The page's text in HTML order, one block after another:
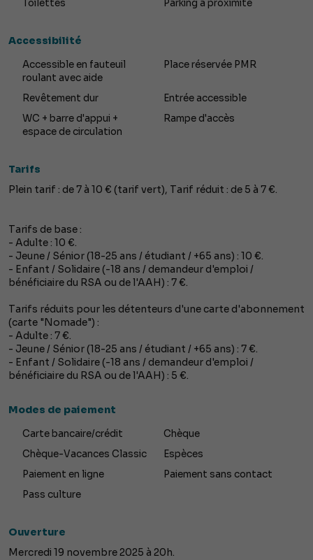
Toilettes Parking à proximité
Accessibilité
Accessible en fauteuil
roulant avec aide
Place réservée PMR
Revêtement dur
Entrée accessible
WC + barre d'appui +
espace de circulation
Rampe d'accès
Tarifs
Plein tarif : de 7 à 10 € (tarif vert), Tarif réduit : de 5 à 7 €.
Tarifs de base :
- Adulte : 10 €.
- Jeune / Sénior (18-25 ans / étudiant / +65 ans) : 10 €.
- Enfant / Solidaire (-18 ans / demandeur d'emploi /
bénéficiaire du RSA ou de l'AAH) : 7 €.
Tarifs réduits pour les détenteurs d'une carte d'abonnement
(carte "Nomade") :
- Adulte : 7 €.
- Jeune / Sénior (18-25 ans / étudiant / +65 ans) : 7 €.
- Enfant / Solidaire (-18 ans / demandeur d'emploi /
bénéficiaire du RSA ou de l'AAH) : 5 €.
Modes de paiement
Carte bancaire/crédit
Chèque
Chèque-Vacances Classic
Espèces
Paiement en ligne
Paiement sans contact
Pass culture
Ouverture
Mercredi 19 novembre 2025 à 20h.